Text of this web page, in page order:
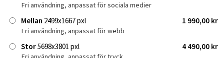
Fri användning, anpassat för sociala medier
Mellan 2499x1667 pxl 1 990,00 kr
Fri användning, anpassat för webb
Stor5698x3801 pxl 4 490,00 kr